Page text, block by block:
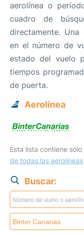
aerolínea o
cuadro de
directamente.
en el número de
estado del vuelo
tiempos
de puerta.
Aerolínea
Esta lista contiene
de todas las aerolíneas
Buscar: